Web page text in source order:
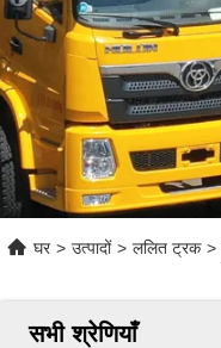
घर > उत्पादों > ललित ट्रक >
सभी श्रेणियाँ